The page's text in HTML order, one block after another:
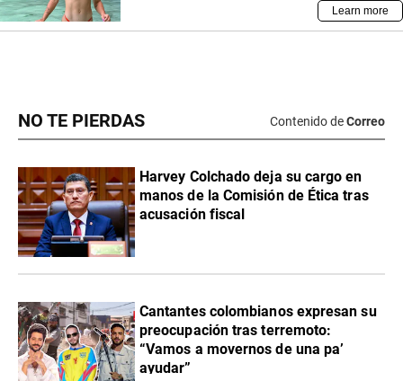
NO TE PIERDAS Contenido deCorreo
Harvey Colchado deja su cargo en
manos de la Comisión de Ética tras
acusación fiscal
Cantantes colombianos expresan su
preocupación tras terremoto:
“Vamos a movernos de una pa’
ayudar”